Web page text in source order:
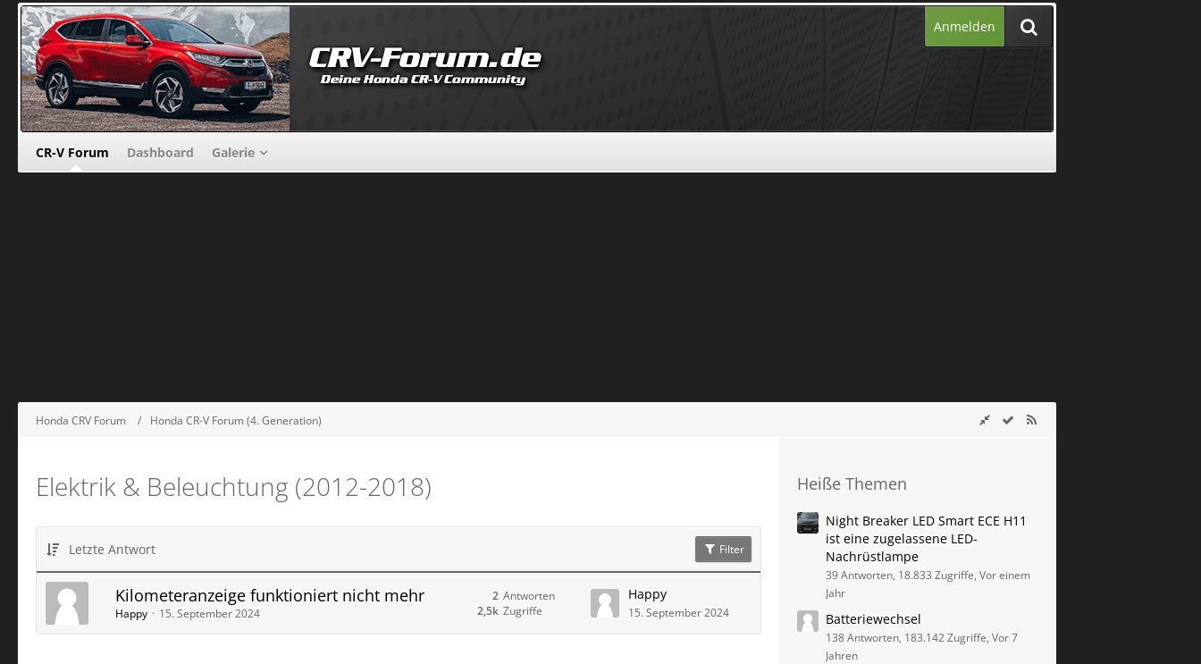
Anmelden
CR-V Forum Dashboard Galerie
Honda CRV Forum Honda CR-V Forum (4. Generation)
Elektrik & Beleuchtung (2012-2018)
Letzte Antwort Filter
Kilometeranzeige funktioniert nicht mehr
Happy 15. September 2024
Antworten
2
Zugriffe
2,5k
Happy
15. September 2024
Heiße Themen
Night Breaker LED Smart ECE H11
ist eine zugelassene LED-
Nachrüstlampe
39 Antworten, 18.833 Zugriffe, Vor einem
Jahr
Batteriewechsel
138 Antworten, 183.142 Zugriffe, Vor 7
Jahren